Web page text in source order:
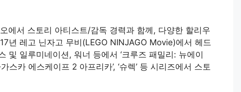
에서 스토리 아티스트/감독 경력과 함께, 다양한 할리우
년 레고 닌자고 무비(LEGO NINJAGO Movie)에서 헤드
및 일루미네이션, 워너 등에서 ‘크루즈 패밀리: 뉴에이
가스카 에스케이프 2 아프리카’, ‘슈렉’ 등 시리즈에서 스토